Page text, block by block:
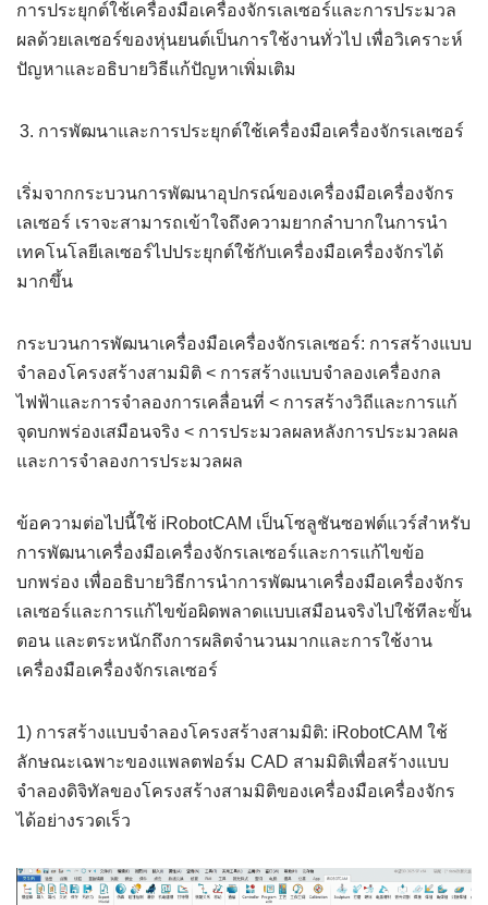
การประยุกต์ใช้เครื่องมือเครื่องจักรเลเซอร์และการประมวล
ผลด้วยเลเซอร์ของหุ่นยนต์เป็นการใช้งานทั่วไป เพื่อวิเคราะห์
ปัญหาและอธิบายวิธีแก้ปัญหาเพิ่มเติม
การพัฒนาและการประยุกต์ใช้เครื่องมือเครื่องจักรเลเซอร์
เริ่มจากกระบวนการพัฒนาอุปกรณ์ของเครื่องมือเครื่องจักร
เลเซอร์ เราจะสามารถเข้าใจถึงความยากลำบากในการนำ
เทคโนโลยีเลเซอร์ไปประยุกต์ใช้กับเครื่องมือเครื่องจักรได้
มากขึ้น
กระบวนการพัฒนาเครื่องมือเครื่องจักรเลเซอร์: การสร้างแบบ
จำลองโครงสร้างสามมิติ < การสร้างแบบจำลองเครื่องกล
ไฟฟ้าและการจำลองการเคลื่อนที่ < การสร้างวิถีและการแก้
จุดบกพร่องเสมือนจริง < การประมวลผลหลังการประมวลผล
และการจำลองการประมวลผล
ข้อความต่อไปนี้ใช้ iRobotCAM เป็นโซลูชันซอฟต์แวร์สำหรับ
การพัฒนาเครื่องมือเครื่องจักรเลเซอร์และการแก้ไขข้อ
บกพร่อง เพื่ออธิบายวิธีการนำการพัฒนาเครื่องมือเครื่องจักร
เลเซอร์และการแก้ไขข้อผิดพลาดแบบเสมือนจริงไปใช้ทีละขั้น
ตอน และตระหนักถึงการผลิตจำนวนมากและการใช้งาน
เครื่องมือเครื่องจักรเลเซอร์
1) การสร้างแบบจำลองโครงสร้างสามมิติ: iRobotCAM ใช้
ลักษณะเฉพาะของแพลตฟอร์ม CAD สามมิติเพื่อสร้างแบบ
จำลองดิจิทัลของโครงสร้างสามมิติของเครื่องมือเครื่องจักร
ได้อย่างรวดเร็ว